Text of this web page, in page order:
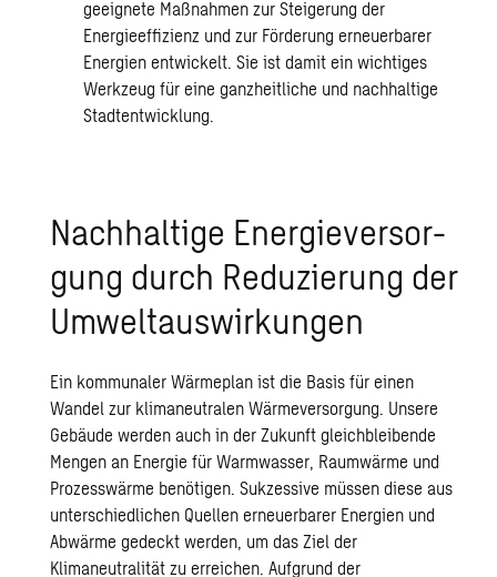
geeignete Maßnahmen zur Steigerung der
Energieeffizienz und zur Förderung erneuerbarer
Energien entwickelt. Sie ist damit ein wichtiges
Werkzeug für eine ganzheitliche und nachhaltige
Stadtentwicklung.
Nach­hal­ti­ge En­er­gie­ver­sor­
gung durch Re­du­zie­rung der
Um­welt­aus­wir­kun­gen
Ein kommunaler Wärmeplan ist die Basis für einen
Wandel zur klimaneutralen Wärmeversorgung. Unsere
Gebäude werden auch in der Zukunft gleichbleibende
Mengen an Energie für Warmwasser, Raumwärme und
Prozesswärme benötigen. Sukzessive müssen diese aus
unterschiedlichen Quellen erneuerbarer Energien und
Abwärme gedeckt werden, um das Ziel der
Klimaneutralität zu erreichen. Aufgrund der